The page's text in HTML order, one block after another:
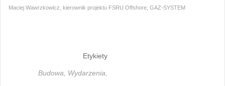
Maciej Wawrzkowicz, kierownik projektu FSRU Offshore, GAZ-SYSTEM
Etykiety
Budowa, Wydarzenia,